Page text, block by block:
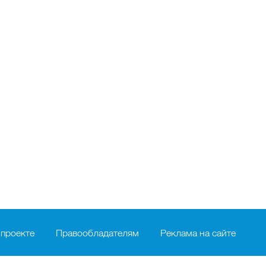
Правообладателям Реклама на сайте